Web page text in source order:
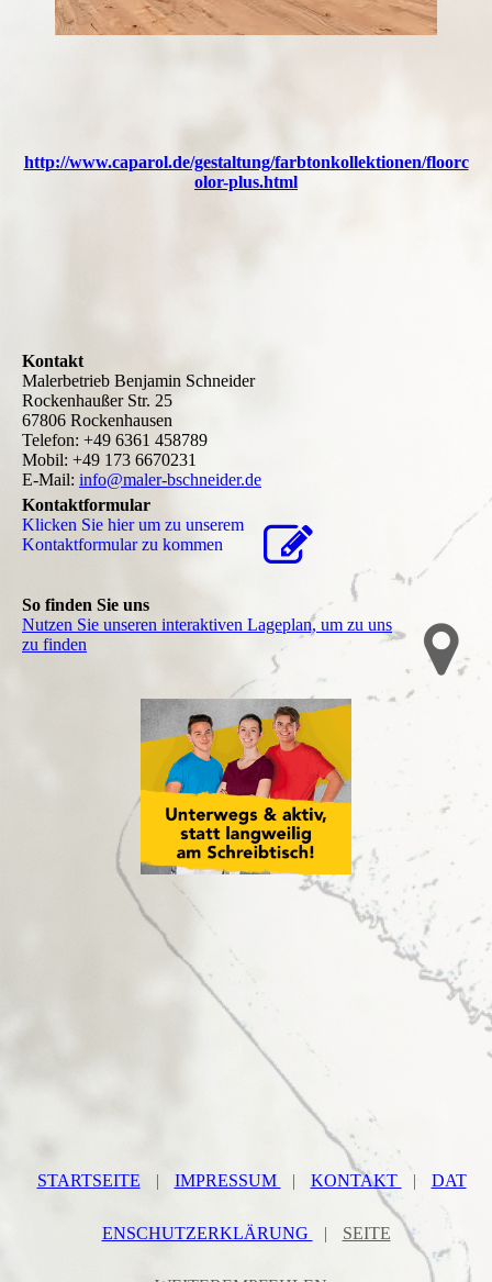
http://www.caparol.de/gestaltung/farbtonkollektionen/floorc
olor-plus.html
Kontakt
Malerbetrieb Benjamin Schneider
Rockenhaußer Str. 25
67806 Rockenhausen
Telefon: +49 6361 458789
Mobil: +49 173 6670231
E-Mail: info@maler-bschneider.de
Kontaktformular
Klicken Sie hier um zu unserem
Kon­takt­for­mu­lar zu kommen
So finden Sie uns
Nutzen Sie unseren interaktiven La­ge­plan, um zu uns
zu finden
STARTSEITE | IMPRESSUM | KONTAKT | DAT
ENSCHUTZERKLÄRUNG | SEITE